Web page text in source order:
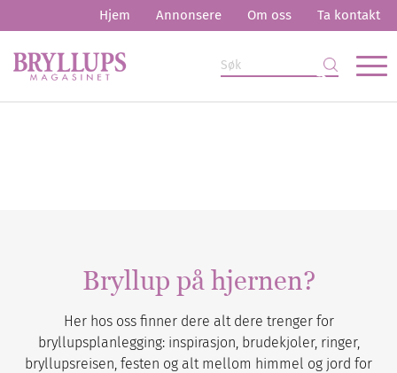
Hjem Annonsere Om oss Ta kontakt
Bryllup på hjernen?
Her hos oss finner dere alt dere trenger for
bryllupsplanlegging: inspirasjon, brudekjoler, ringer,
bryllupsreisen, festen og alt mellom himmel og jord for